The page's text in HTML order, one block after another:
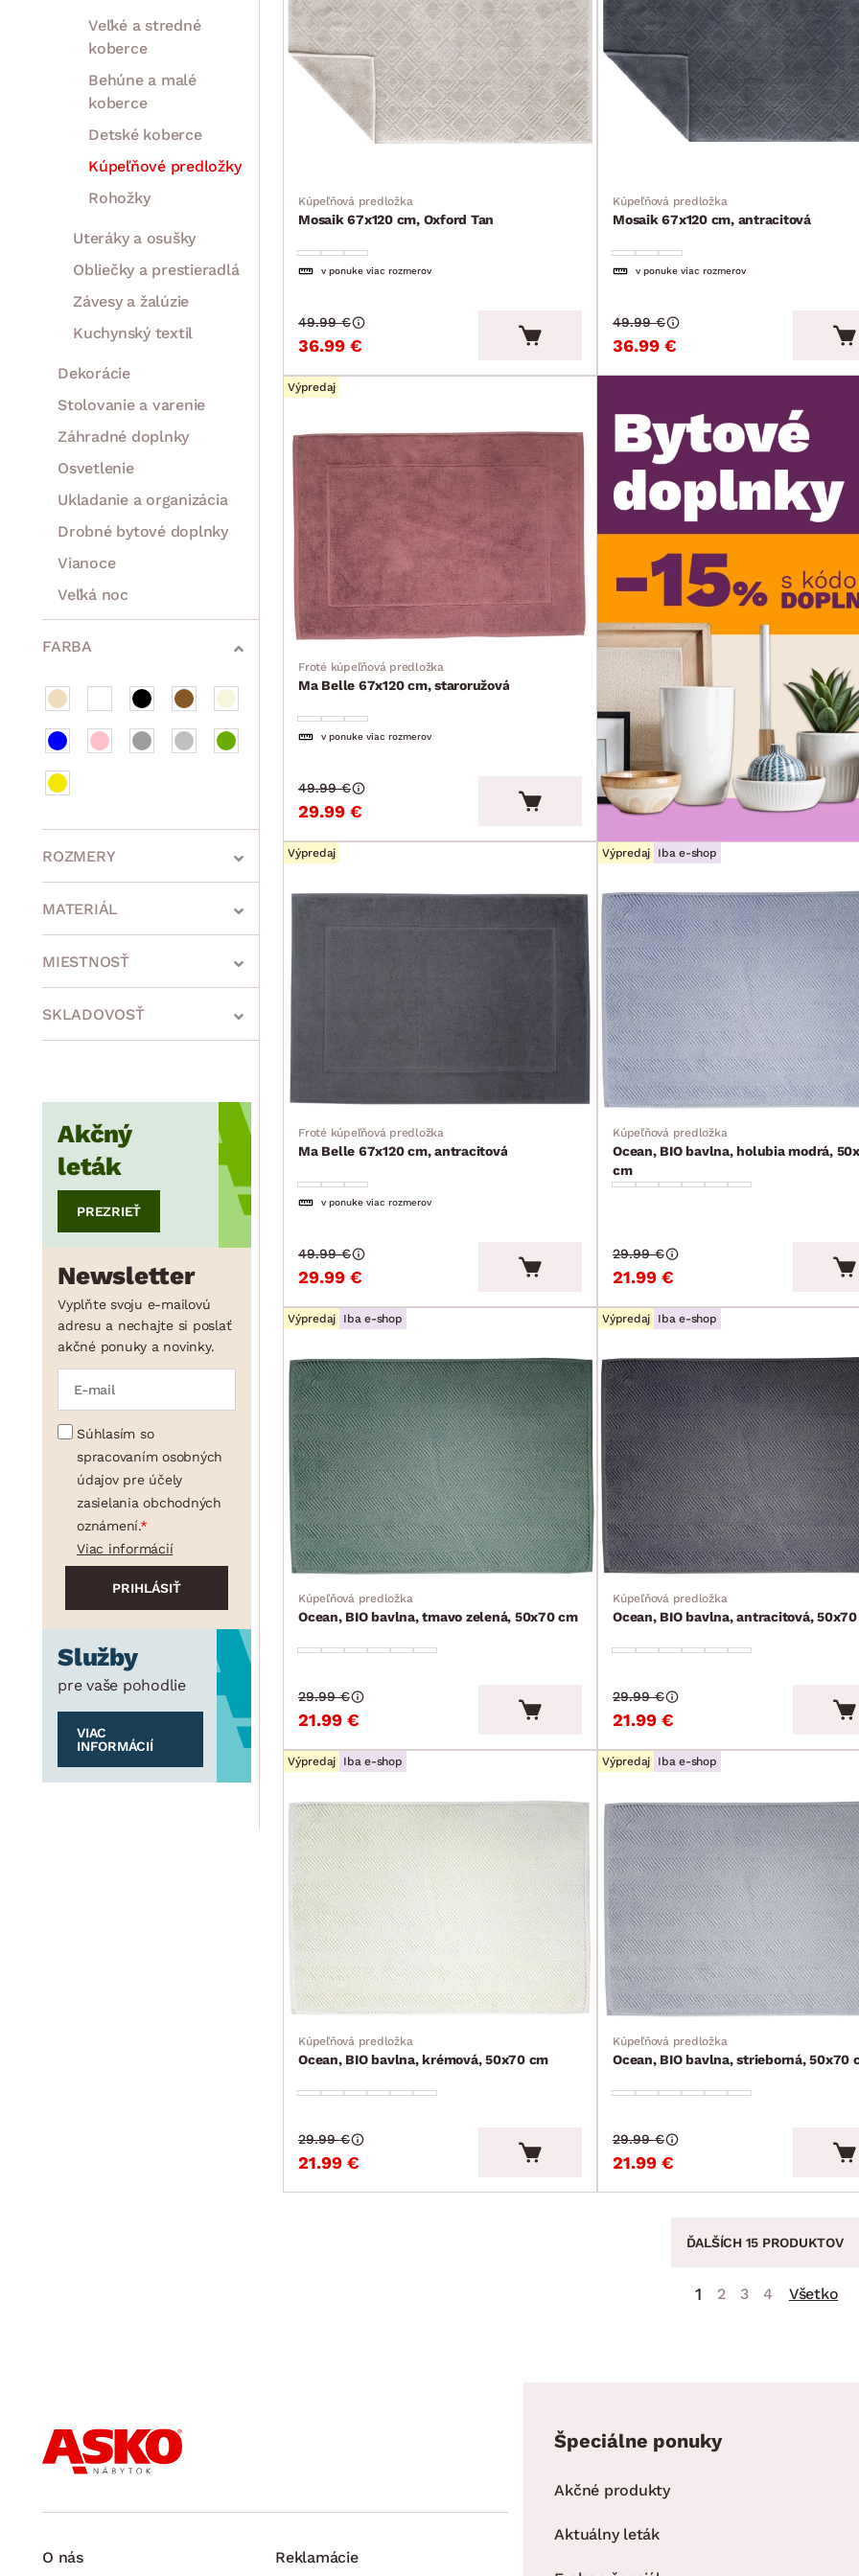
Veľké a stredné
koberce
Behúne a malé
koberce
Detské koberce
Kúpeľňové predložky
Rohožky
Uteráky a osušky
Obliečky a prestieradlá
Závesy a žalúzie
Kuchynský textil
Dekorácie
Stolovanie a varenie
Záhradné doplnky
Osvetlenie
Ukladanie a organizácia
Drobné bytové doplnky
Vianoce
Veľká noc
Sedacie súpravy a pohovky
Zostavy a steny
Drobný nábytok
Spotrebiče
FARBA
ROZMERY
min. cm
min. cm max. cm
min. cm
MATERIÁL
MIESTNOSŤ
SKLADOVOSŤ
Akčný
leták
PREZRIEŤ
Newsletter
Vyplňte svoju e-mailovú
adresu a nechajte si poslať
akčné ponuky a novinky.
Súhlasím so
spracovaním osobných
údajov pre účely
zasielania obchodných
oznámení.
Viac informácií
Služby
pre vaše pohodlie
VIAC
INFORMÁCIÍ
Kúpeľňová predložka
Mosaik 67x120 cm, Oxford Tan
v ponuke viac rozmerov
36.99 €
49.99 €
Kúpeľňová predložka
Mosaik 67x120 cm, antracitová
v ponuke viac rozmerov
36.99 €
49.99 €
Výpredaj
Froté kúpeľňová predložka
Ma Belle 67x120 cm, staroružová
v ponuke viac rozmerov
29.99 €
49.99 €
Výpredaj
Froté kúpeľňová predložka
Ma Belle 67x120 cm, antracitová
v ponuke viac rozmerov
29.99 €
49.99 €
Výpredaj Iba e-shop
Kúpeľňová predložka
Ocean, BIO bavlna, holubia modrá,
cm
21.99 €
29.99 €
Výpredaj Iba e-shop
Kúpeľňová predložka
Ocean, BIO bavlna, tmavo zelená, 50x70 cm
21.99 €
29.99 €
Výpredaj Iba e-shop
Kúpeľňová predložka
Ocean, BIO bavlna, antracitová,
21.99 €
29.99 €
Výpredaj Iba e-shop
Kúpeľňová predložka
Ocean, BIO bavlna, krémová, 50x70 cm
21.99 €
29.99 €
Výpredaj Iba e-shop
Kúpeľňová predložka
Ocean, BIO bavlna, strieborná, 50x70
21.99 €
29.99 €
ĎALŠÍCH 15 PRODUKTOV
1 2 3 4 Všetko
O nás Reklamácie
Špeciálne ponuky
Akčné produkty
Aktuálny leták